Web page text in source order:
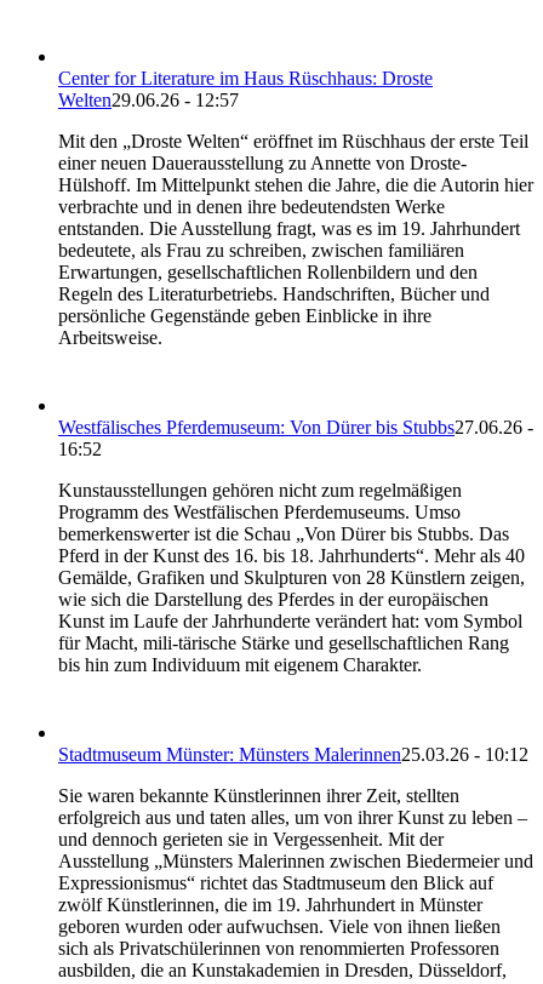
Center for Literature im Haus Rüschhaus: Droste
Welten29.06.26 - 12:57
Mit den „Droste Welten“ eröffnet im Rüschhaus der erste Teil
einer neuen Dauerausstellung zu Annette von Droste-
Hülshoff. Im Mittelpunkt stehen die Jahre, die die Autorin hier
verbrachte und in denen ihre bedeutendsten Werke
entstanden. Die Ausstellung fragt, was es im 19. Jahrhundert
bedeutete, als Frau zu schreiben, zwischen familiären
Erwartungen, gesellschaftlichen Rollenbildern und den
Regeln des Literaturbetriebs. Handschriften, Bücher und
persönliche Gegenstände geben Einblicke in ihre
Arbeitsweise.
Westfälisches Pferdemuseum: Von Dürer bis Stubbs27.06.26 -
16:52
Kunstausstellungen gehören nicht zum regelmäßigen
Programm des Westfälischen Pferdemuseums. Umso
bemerkenswerter ist die Schau „Von Dürer bis Stubbs. Das
Pferd in der Kunst des 16. bis 18. Jahrhunderts“. Mehr als 40
Gemälde, Grafiken und Skulpturen von 28 Künstlern zeigen,
wie sich die Darstellung des Pferdes in der europäischen
Kunst im Laufe der Jahrhunderte verändert hat: vom Symbol
für Macht, mili-tärische Stärke und gesellschaftlichen Rang
bis hin zum Individuum mit eigenem Charakter.
Stadtmuseum Münster: Münsters Malerinnen25.03.26 - 10:12
Sie waren bekannte Künstlerinnen ihrer Zeit, stellten
erfolgreich aus und taten alles, um von ihrer Kunst zu leben –
und dennoch gerieten sie in Vergessenheit. Mit der
Ausstellung „Münsters Malerinnen zwischen Biedermeier und
Expressionismus“ richtet das Stadtmuseum den Blick auf
zwölf Künstlerinnen, die im 19. Jahrhundert in Münster
geboren wurden oder aufwuchsen. Viele von ihnen ließen
sich als Privatschülerinnen von renommierten Professoren
ausbilden, die an Kunstakademien in Dresden, Düsseldorf,